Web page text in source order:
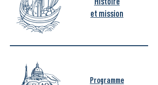
et mission
Programme